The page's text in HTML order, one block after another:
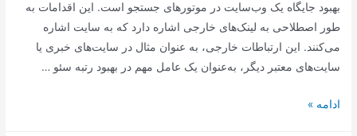
بهبود جایگاه یک وب‌سایت در موتورهای جستجو است. این اقدامات به
طور اصطلاحی به لینک‌های خارجی اشاره دارد که به سایت اشاره
می‌کنند. این ارتباطات خارجی، به عنوان مثال در سایت‌های خبری یا
سایت‌های معتبر دیگر، به‌عنوان یک عامل مهم در بهبود رتبه سئو …
سئو
ادامه »